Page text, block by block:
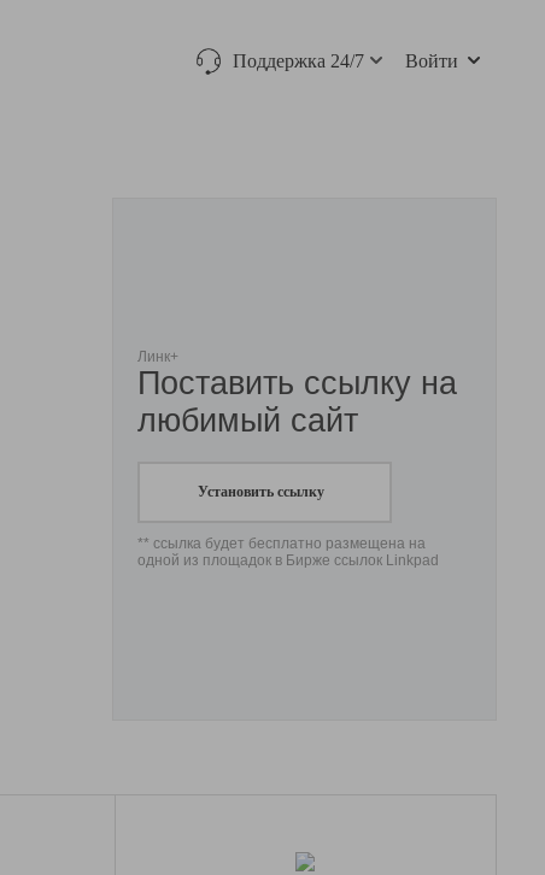
Поддержка 24/7 Войти
Линк+
Поставить ссылку на
любимый сайт
Установить ссылку
** ссылка будет бесплатно размещена на
одной из площадок в Бирже ссылок Linkpad